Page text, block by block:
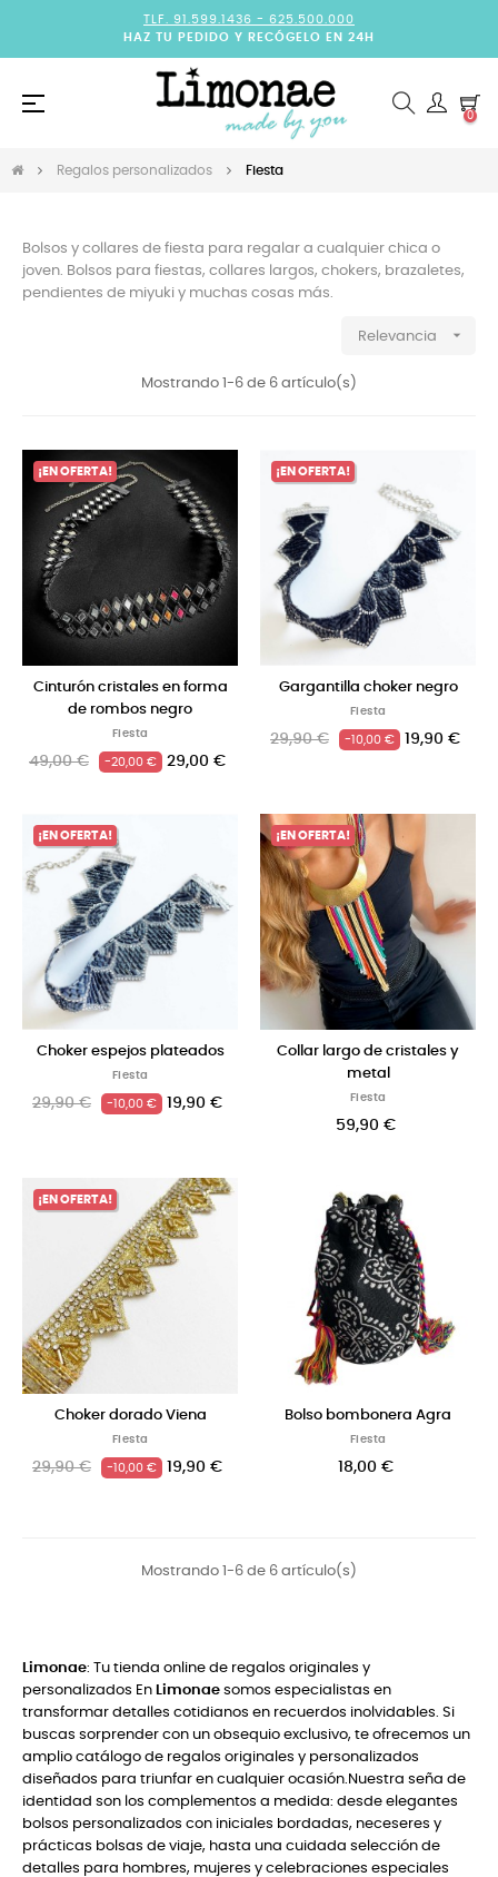
TLF. 91.599.1436 - 625.500.000
HAZ TU PEDIDO Y RECÓGELO EN 24H
Navegación
☰
0
Regalos personalizados Fiesta
Bolsos y collares de fiesta para regalar a cualquier chica o
joven. Bolsos para fiestas, collares largos, chokers, brazaletes,
pendientes de miyuki y muchas cosas más.
Relevancia 
Mostrando 1-6 de 6 artículo(s)
¡EN OFERTA!
Cinturón cristales en forma
de rombos negro
Fiesta
49,00 € -20,00 € 29,00 €
¡EN OFERTA!
Gargantilla choker negro
Fiesta
29,90 € -10,00 € 19,90 €
¡EN OFERTA!
Choker espejos plateados
Fiesta
29,90 € -10,00 € 19,90 €
¡EN OFERTA!
Collar largo de cristales y
metal
Fiesta
59,90 €
¡EN OFERTA!
Choker dorado Viena
Fiesta
29,90 € -10,00 € 19,90 €
Bolso bombonera Agra
Fiesta
18,00 €
Mostrando 1-6 de 6 artículo(s)
Limonae: Tu tienda online de regalos originales y
personalizados En Limonae somos especialistas en
transformar detalles cotidianos en recuerdos inolvidables. Si
buscas sorprender con un obsequio exclusivo, te ofrecemos un
amplio catálogo de regalos originales y personalizados
diseñados para triunfar en cualquier ocasión.Nuestra seña de
identidad son los complementos a medida: desde elegantes
bolsos personalizados con iniciales bordadas, neceseres y
prácticas bolsas de viaje, hasta una cuidada selección de
detalles para hombres, mujeres y celebraciones especiales